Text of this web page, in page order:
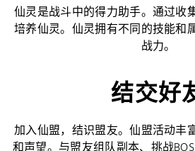
仙灵是战斗中的得力助手。通过收
培养仙灵。仙灵拥有不同的技能和
战力。
结交好
加入仙盟，结识盟友。仙盟活动丰